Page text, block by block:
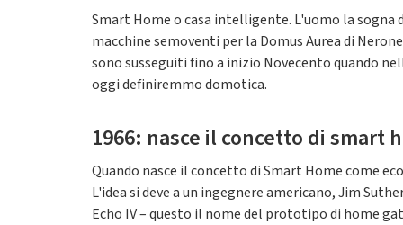
Smart Home o casa intelligente. L'uomo la
macchine semoventi per la Domus Aurea di
sono susseguiti fino a inizio Novecento quando
oggi definiremmo domotica.
1966: nasce il concetto di smart
Quando nasce il concetto di Smart Home come
L'idea si deve a un ingegnere americano, Jim
Echo IV – questo il nome del prototipo di home